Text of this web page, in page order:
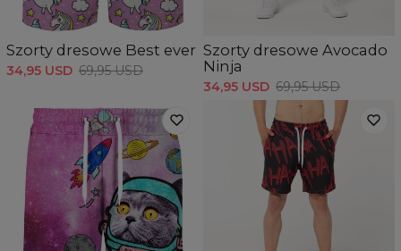
Szorty dresowe Best ever
34,95 USD 69,95 USD
Szorty dresowe Avocado
Ninja
34,95 USD 69,95 USD